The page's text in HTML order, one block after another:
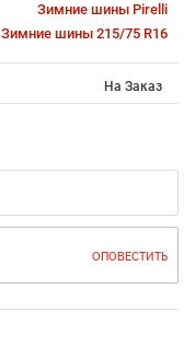
Зимние шины Pirelli
Зимние шины 215/75 R16
На Заказ
ОПОВЕСТИТЬ